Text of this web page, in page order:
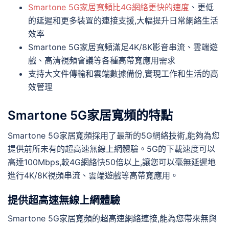
Smartone 5G家居寬頻比4G網絡更快的速度 、更低
的延遲和更多裝置的連接支援,大幅提升日常網絡生活
效率
Smartone 5G家居寬頻滿足4K/8K影音串流、雲端遊
戲、高清視頻會議等各種高帶寬應用需求
支持大文件傳輸和雲端數據備份,實現工作和生活的高
效管理
Smartone 5G家居寬頻的特點
Smartone 5G家居寬頻採用了最新的5G網絡技術,能夠為您
提供前所未有的超高速無線上網體驗。5G的下載速度可以
高達100Mbps,較4G網絡快50倍以上,讓您可以毫無延遲地
進行4K/8K視頻串流、雲端遊戲等高帶寬應用。
提供超高速無線上網體驗
Smartone 5G家居寬頻的超高速網絡連接,能為您帶來無與